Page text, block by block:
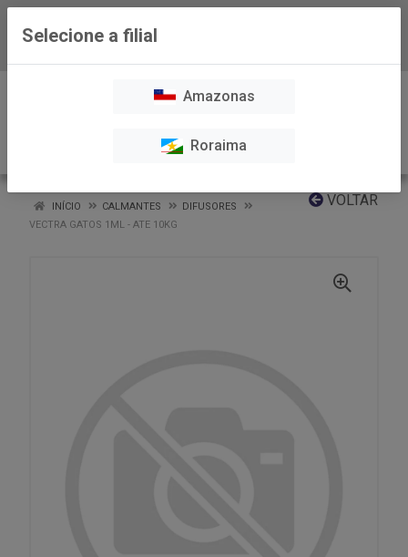
VOLTAR
INÍCIO CALMANTES
DIFUSORES
VECTRA GATOS 1ML - ATE 10KG
Selecione a filial
Amazonas
Roraima